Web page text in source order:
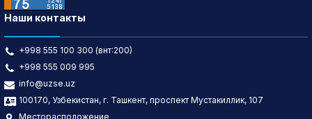
Наши контакты
+998 555 100 300 (внт:200)
+998 555 009 995
info@uzse.uz
100170, Узбекистан, г. Ташкент, проспект Мустакиллик, 107
Месторасположение